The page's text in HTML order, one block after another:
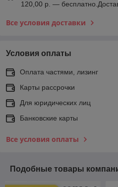
120,00 р. —
Все условия доставки
Условия оплаты
Оплата частями, лизинг
Карты рассрочки
Для юридических лиц
Банковские карты
Все условия оплаты
Подобные товары